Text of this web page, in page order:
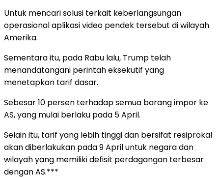
Untuk mencari solusi terkait keberlangsungan
operasional aplikasi video pendek tersebut di wilayah
Amerika.
Sementara itu, pada Rabu lalu, Trump telah
menandatangani perintah eksekutif yang
menetapkan tarif dasar.
Sebesar 10 persen terhadap semua barang impor ke
AS, yang mulai berlaku pada 5 April.
Selain itu, tarif yang lebih tinggi dan bersifat resiprokal
akan diberlakukan pada 9 April untuk negara dan
wilayah yang memiliki defisit perdagangan terbesar
dengan AS.***